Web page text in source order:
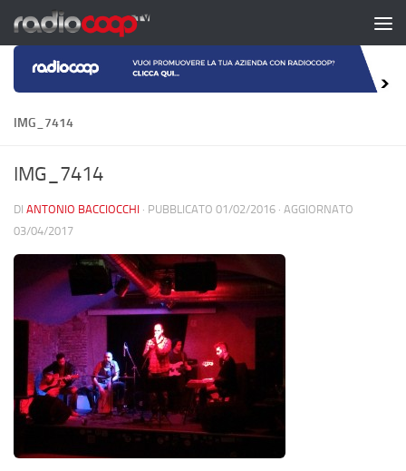
Salta al contenuto
IMG_7414
IMG_7414
DI ANTONIO BACCIOCCHI · PUBBLICATO 01/02/2016 · AGGIORNATO
03/04/2017